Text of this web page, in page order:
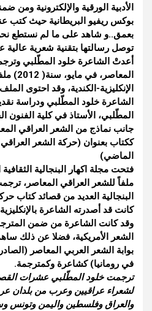
الأدبية الورقية والإلكترونية ومن
بوكس ريفيو البريطانية حيث كتب
بعمق..و شاهد على ما لم نستطع
توصل رسالتها بتقنية شعرية عالية
أعدتْ الشاعرة خلود المطّلبي
الإنكليزية-الكندية، وقد احتوى
الشاعرة خلود المطّلبي ودراسة
المطّلبي، الأستاذ في كلية الفنون
جانب نماذج من الشعر العراقي
ككتاب بعنوان (حركة الشعر
الماضي)
ملفاً للشعر العراقي المعاصر،
البنجالية العديد من قصائد كتاب
كانت قد أصدرته الشاعرة
وقد كانت الشاعرة من ضمن
الشعر الأمريكية، فضلا عن ذلك
بوابة الشعر العربي المعاصر
في رومانيا) كشاعرة وكمترجمة.
ترجمت خلود المطّلبي عشرات
لشعراء عراقيين وعرب من بلدان
والعراق وفلسطين واليمن وتونس